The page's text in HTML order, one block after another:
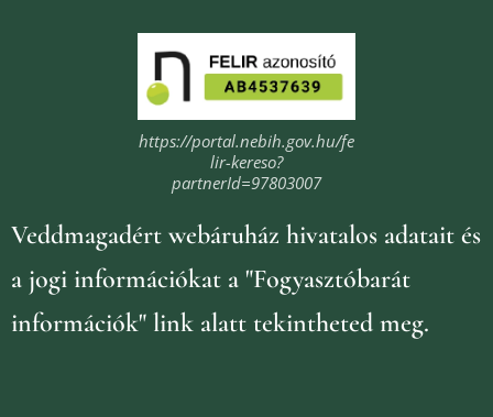
https://portal.nebih.gov.hu/fe
lir-kereso?
partnerId=97803007
Veddmagadért webáruház hivatalos adatait és
a jogi információkat a "Fogyasztóbarát
információk" link alatt tekintheted meg.